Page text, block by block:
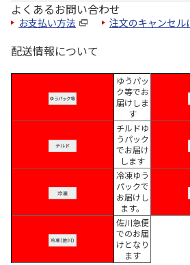
よくあるお問い合わせ
お支払い方法 注文のキャンセル
配送情報について
ゆうパッ
ク等でお
届けしま
す
チルドゆ
うパック
でお届け
します
冷凍ゆう
パックで
お届けし
ます。
佐川急便
でのお届
けとなり
ます